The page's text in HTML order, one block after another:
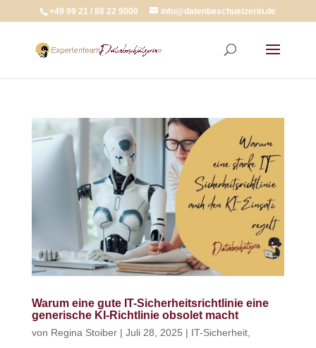
+49 99 21 / 88 22 9000 info@datenbeschuetzerin.de
Warum eine gute IT-Sicherheitsrichtlinie eine
generische KI-Richtlinie obsolet macht
von Regina Stoiber| Juli 28, 2025 | IT-Sicherheit,